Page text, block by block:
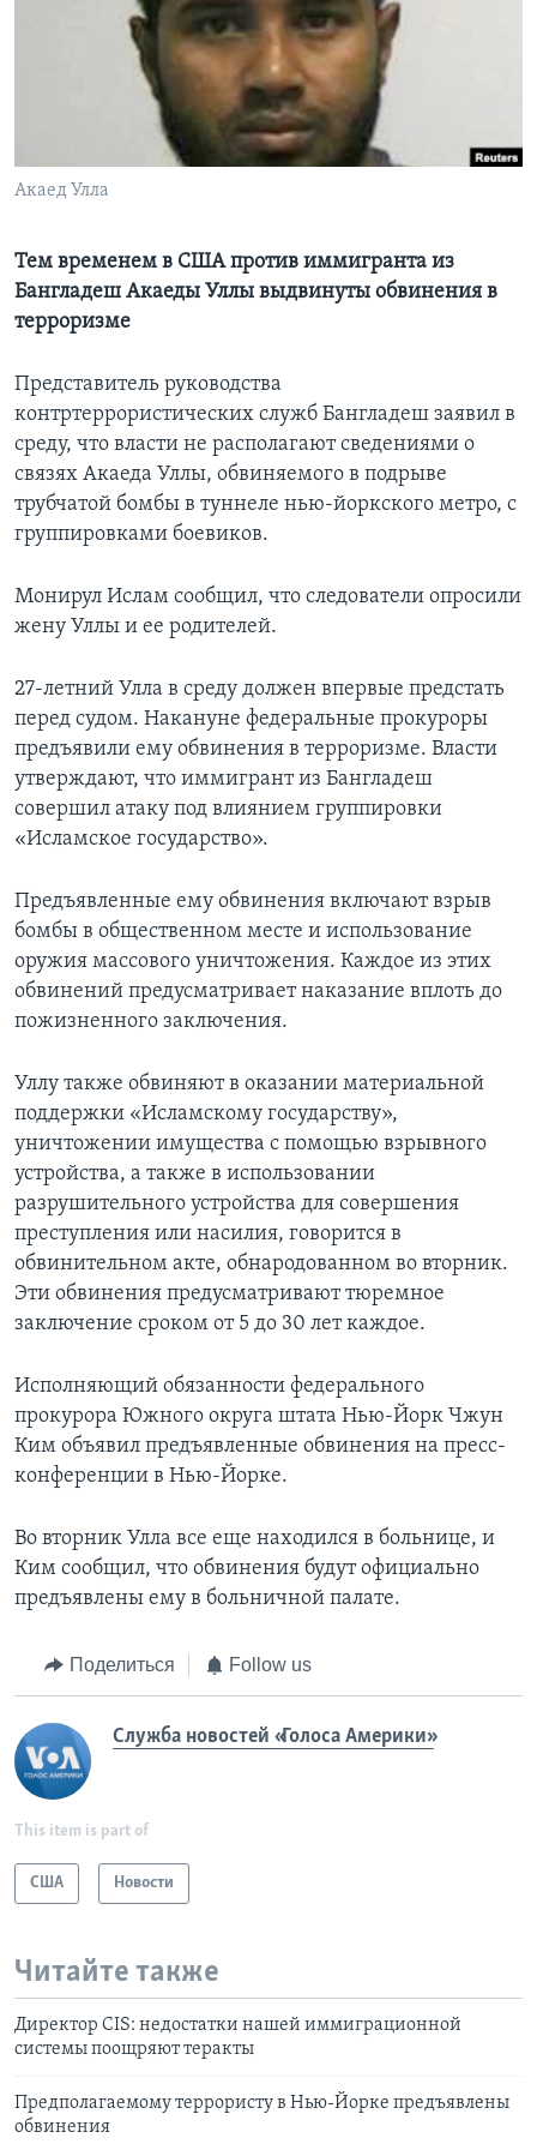
Learning English
СОЦИАЛЬНЫЕ СЕТИ
Акаед Улла
Тем временем в США против иммигранта из
Бангладеш Акаеды Уллы выдвинуты обвинения в
терроризме
Представитель руководства
контртеррористических служб Бангладеш заявил в
среду, что власти не располагают сведениями о
связях Акаеда Уллы, обвиняемого в подрыве
трубчатой бомбы в туннеле нью-йоркского метро, с
группировками боевиков.
Монирул Ислам сообщил, что следователи опросили
жену Уллы и ее родителей.
27-летний Улла в среду должен впервые предстать
перед судом. Накануне федеральные прокуроры
предъявили ему обвинения в терроризме. Власти
утверждают, что иммигрант из Бангладеш
совершил атаку под влиянием группировки
«Исламское государство».
Предъявленные ему обвинения включают взрыв
бомбы в общественном месте и использование
оружия массового уничтожения. Каждое из этих
обвинений предусматривает наказание вплоть до
пожизненного заключения.
Уллу также обвиняют в оказании материальной
поддержки «Исламскому государству»,
уничтожении имущества с помощью взрывного
устройства, а также в использовании
разрушительного устройства для совершения
преступления или насилия, говорится в
обвинительном акте, обнародованном во вторник.
Эти обвинения предусматривают тюремное
заключение сроком от 5 до 30 лет каждое.
Исполняющий обязанности федерального
прокурора Южного округа штата Нью-Йорк Чжун
Ким объявил предъявленные обвинения на пресс-
конференции в Нью-Йорке.
Во вторник Улла все еще находился в больнице, и
Ким сообщил, что обвинения будут официально
предъявлены ему в больничной палате.
Поделиться Follow us
Служба новостей «Голоса Америки»
This item is part of
США Новости
Читайте также
Директор CIS: недостатки нашей иммиграционной
системы поощряют теракты
Предполагаемому террористу в Нью-Йорке предъявлены
обвинения